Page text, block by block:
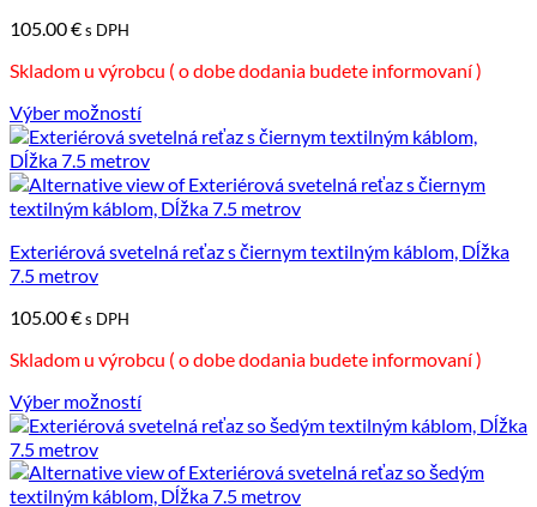
vybrať
stránke
105.00€s DPH
Skladom u výrobcu ( o dobe dodania budete informovaní )
Výber možností
Tento
produkt
má
viacero
variantov.
Možnosti
si
vybrať
stránke
Exteriérová svetelná reťaz s čiernym textilným káblom, Dĺžka
7.5 metrov
105.00€s DPH
Skladom u výrobcu ( o dobe dodania budete informovaní )
Výber možností
Tento
produkt
má
viacero